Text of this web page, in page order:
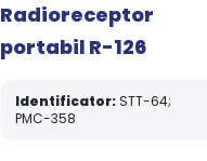
Radioreceptor
portabil R-126
Identificator: STT-64;
PMC-358